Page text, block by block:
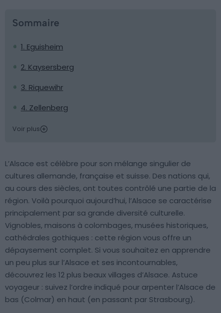
Sommaire
1. Eguisheim
2. Kaysersberg
3. Riquewihr
4. Zellenberg
Voir plus
L’Alsace est célèbre pour son mélange singulier de
cultures allemande, française et suisse. Des nations qui,
au cours des siècles, ont toutes contrôlé une partie de la
région. Voilà pourquoi aujourd’hui, l’Alsace se caractérise
principalement par sa grande diversité culturelle.
Vignobles, maisons à colombages, musées historiques,
cathédrales gothiques : cette région vous offre un
dépaysement complet. Si vous souhaitez en apprendre
un peu plus sur l’Alsace et ses incontournables,
découvrez les 12 plus beaux villages d’Alsace. Astuce
voyageur : suivez l’ordre indiqué pour arpenter l’Alsace de
bas (Colmar) en haut (en passant par Strasbourg).